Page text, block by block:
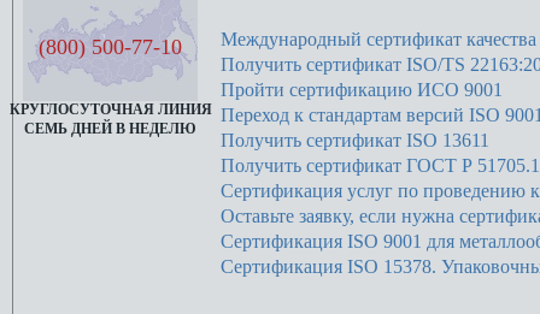
(800) 500-77-10
КРУГЛОСУТОЧНАЯ ЛИНИЯ
СЕМЬ ДНЕЙ В НЕДЕЛЮ
Международный сертификат
Получить сертификат ISO/TS
Пройти сертификацию ИСО 9001
Переход к стандартам версий ISO
Получить сертификат ISO 13611
Получить сертификат ГОСТ Р
Сертификация услуг по проведению
Оставьте заявку, если нужна
Сертификация ISO 9001 для
Сертификация ISO 15378.